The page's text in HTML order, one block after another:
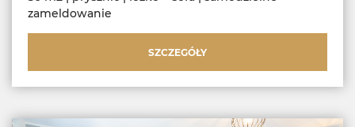
zameldowanie
SZCZEGÓŁY